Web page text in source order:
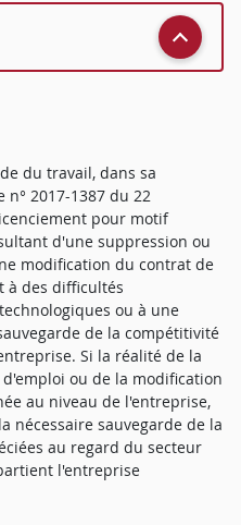
du travail, dans sa
2017-1387 du 22
pour motif
d'une suppression ou
modification du contrat de
à des difficultés
ou à une
de la compétitivité
Si la réalité de la
ou de la modification
au niveau de l'entreprise,
nécessaire sauvegarde de la
au regard du secteur
l'entreprise